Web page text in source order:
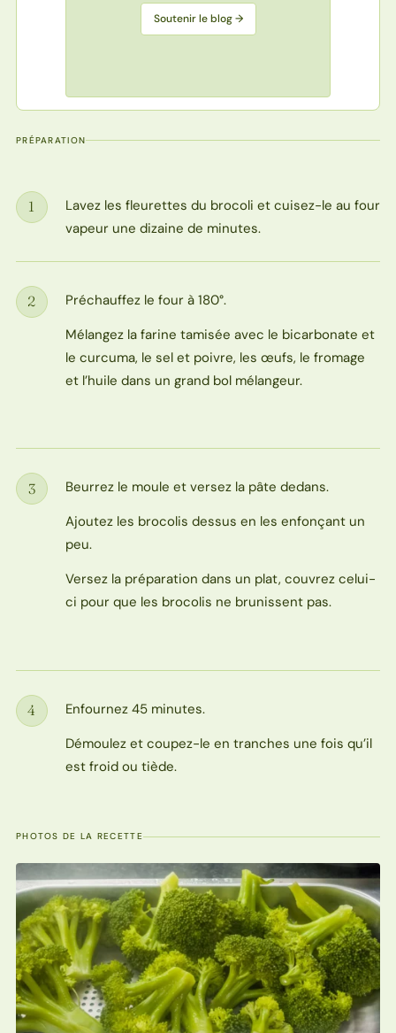
Soutenir le blog →
PRÉPARATION
Étape
1
Lavez les fleurettes du brocoli et cuisez-le au four
vapeur une dizaine de minutes.
Étape
2
Préchauffez le four à 180°.
Mélangez la farine tamisée avec le bicarbonate et
le curcuma, le sel et poivre, les œufs, le fromage
et l’huile dans un grand bol mélangeur.
Étape
3
Beurrez le moule et versez la pâte dedans.
Ajoutez les brocolis dessus en les enfonçant un
peu.
Versez la préparation dans un plat, couvrez celui-
ci pour que les brocolis ne brunissent pas.
Étape
4
Enfournez 45 minutes.
Démoulez et coupez-le en tranches une fois qu’il
est froid ou tiède.
PHOTOS DE LA RECETTE